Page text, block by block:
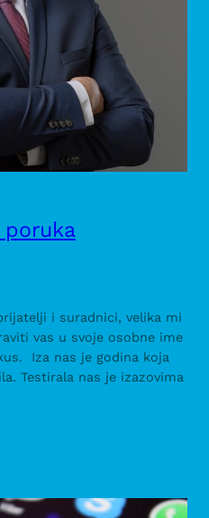
i suradnici, velika mi
vas u svoje osobne ime
Iza nas je godina koja
Testirala nas je izazovima